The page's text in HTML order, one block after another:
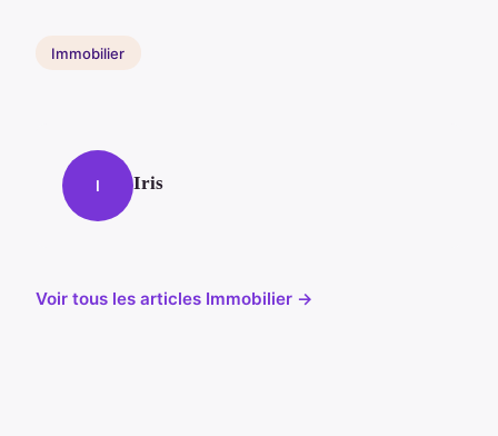
Immobilier
I Iris
Voir tous les articles Immobilier →